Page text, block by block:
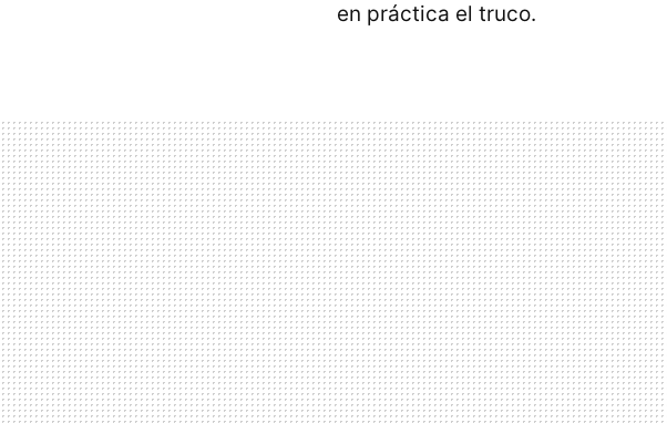
en práctica el truco.